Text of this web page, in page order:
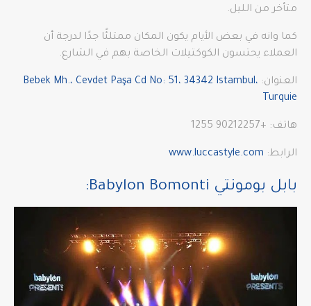
متأخر من الليل.
كما وانه في بعض الأيام يكون المكان ممتلئًا جدًا لدرجة أن
العملاء يحتسون الكوكتيلات الخاصة بهم في الشارع.
العنوان: Bebek Mh.، Cevdet Paşa Cd No: 51، 34342 Istambul،
Turquie
هاتف: +90212257 1255
الرابط: www.luccastyle.com
بابل بومونتي Babylon Bomonti: